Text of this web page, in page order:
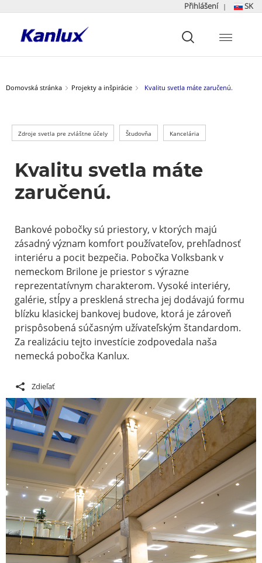
Přihlášení | SK
główna
Domovská stránka Projekty a inšpirácie Kvalitu svetla máte zaručenú.
Zdroje svetla pre zvláštne účely Študovňa Kancelária
Kvalitu svetla máte
zaručenú.
Bankové pobočky sú priestory, v ktorých majú
zásadný význam komfort používateľov, prehľadnosť
interiéru a pocit bezpečia. Pobočka Volksbank v
nemeckom Brilone je priestor s výrazne
reprezentatívnym charakterom. Vysoké interiéry,
galérie, stĺpy a presklená strecha jej dodávajú formu
blízku klasickej bankovej budove, ktorá je zároveň
prispôsobená súčasným užívateľským štandardom.
Za realizáciu tejto investície zodpovedala naša
nemecká pobočka Kanlux.
Zdieľať